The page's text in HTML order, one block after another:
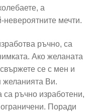
а
мечти.
ръчно, са
Ако желаната
се с мен и
желанията Ви.
ръчно изработени,
Поради